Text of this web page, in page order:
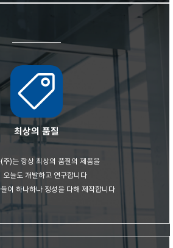
최상의 품질
주)는 항상 최상의 품질의 제품을
오늘도 개발하고 연구합니다
이 하나하나 정성을 다해 제작합니다